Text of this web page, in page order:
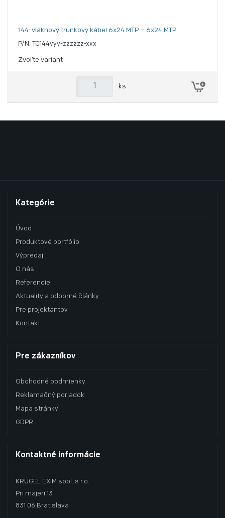
144-vláknový trunkový kábel 6x24 MTP – 6x24 MTP
P/N: TC144yyy-zzzzzz-xxx
Zvoľte variant
ks
Kategórie
Úvod
Produktové portfólio
Výpredaj
O nás
Referencie
Aktuality a odborné články
Pre projektantov
Kontakt
Pre zákazníkov
Obchodné podmienky
Reklamačný poriadok
Mapa stránky
GDPR
Kontaktné informácie
KRUGEL EXIM spol. s r.o.
Pri majeri 13
831 06 Bratislava